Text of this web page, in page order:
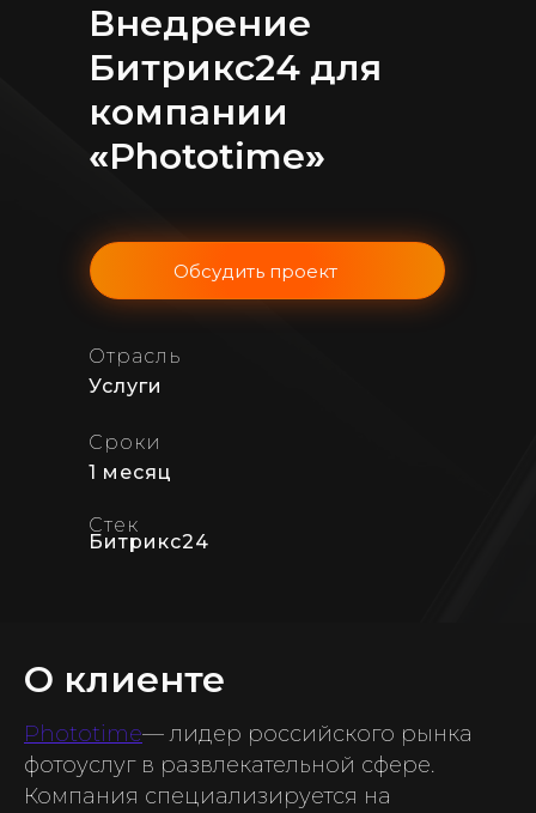
Отрасль
Услуги
Сроки
1 месяц
Стек
Битрикс24
Обсудить проект
Внедрение
Битрикс24 для
компании
«Phototime»
О клиенте
Phototime— лидер российского рынка
фотоуслуг в развлекательной сфере.
Компания специализируется на